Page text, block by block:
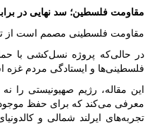
مقاومت فلسطین؛ سد نهایی در
مقاومت فلسطینی مصمم است از
در حالی‌که پروژه نسل‌کشی با
فلسطینی‌ها و ایستادگی مردم غزه
این مقاله، رژیم صهیونیستی را
معرفی می‌کند که برای حفظ
تجربه‌های ایرلند شمالی و